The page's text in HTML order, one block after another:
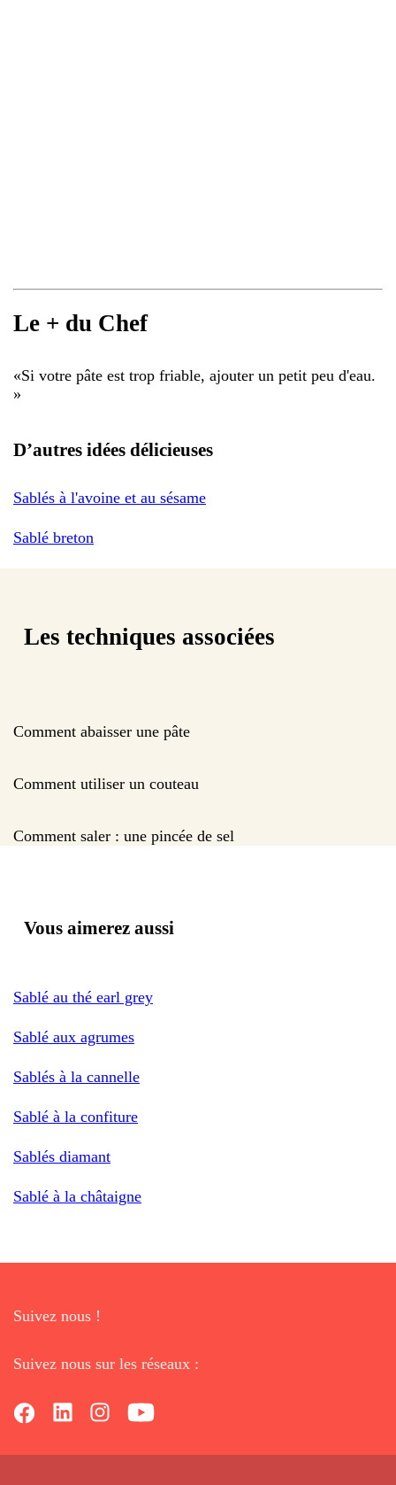
Le + du Chef
«Si votre pâte est trop friable, ajouter un petit peu d'eau.
»
D’autres idées délicieuses
Sablés à l'avoine et au sésame
Sablé breton
Les techniques associées
Comment abaisser une pâte
Comment utiliser un couteau
Comment saler : une pincée de sel
Vous aimerez aussi
Sablé au thé earl grey
Sablé aux agrumes
Sablés à la cannelle
Sablé à la confiture
Sablés diamant
Sablé à la châtaigne
Suivez nous !
Suivez nous sur les réseaux :